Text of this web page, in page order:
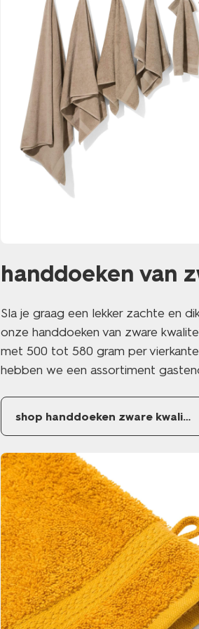
handdoeken van
Sla je graag een lekker zachte en
onze handdoeken van zware
met 500 tot 580 gram per
hebben we een assortiment
shop handdoeken zware kwaliteit